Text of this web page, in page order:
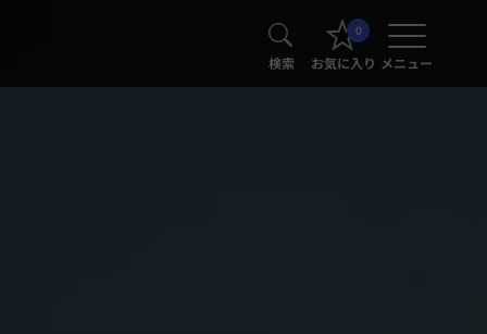
検索
0
お気に入り メニュー